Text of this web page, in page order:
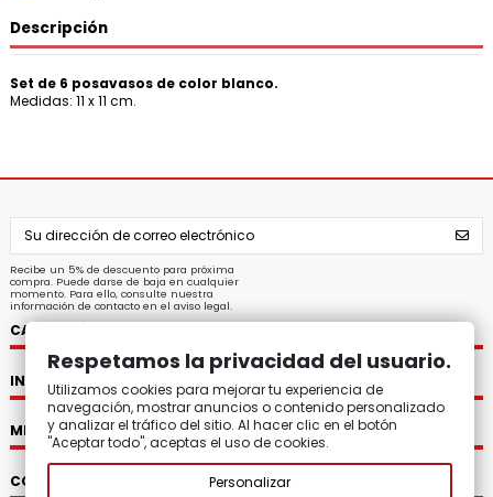
Descripción
Set de 6 posavasos de color blanco.
Medidas: 11 x 11 cm.
Recibe un 5% de descuento para próxima
compra. Puede darse de baja en cualquier
momento. Para ello, consulte nuestra
información de contacto en el aviso legal.
CATEGORÍAS
INFORMACIÓN
MI CUENTA
CONTACTO
Respetamos la privacidad del usuario.
Utilizamos cookies para mejorar tu experiencia de
navegación, mostrar anuncios o contenido personalizado
y analizar el tráfico del sitio. Al hacer clic en el botón
"Aceptar todo", aceptas el uso de cookies.
Personalizar